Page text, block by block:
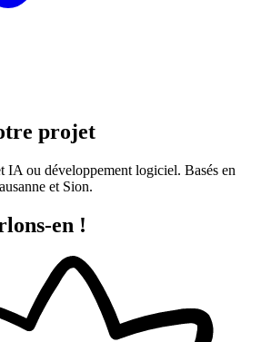
projet
IA ou développement logiciel. Basés en
et Sion.
en !